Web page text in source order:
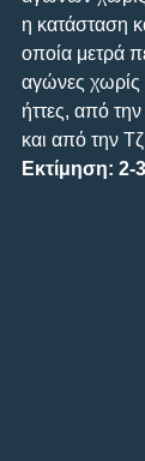
η κατάσταση
οποία μετρά
αγώνες χωρίς
ήττες, από
και από την
Εκτίμηση: 2-